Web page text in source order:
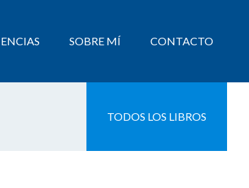
SOBRE MÍ CONTACTO
TODOS LOS LIBROS